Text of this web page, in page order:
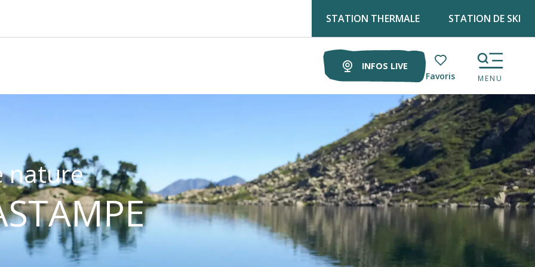
INFOS LIVE
Voir les favoris
Retrouve Luz tourisme tous les lundis matin au marché !
STATION THERMALE STATION DE SKI
MENU
nature